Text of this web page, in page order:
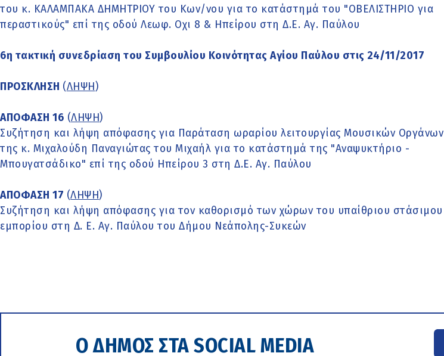
του κ. ΚΑΛΑΜΠΑΚΑ ΔΗΜΗΤΡΙΟΥ του Κων/νου για το κατάστημά του "ΟΒΕΛΙΣΤΗΡΙΟ για
περαστικούς" επί της οδού Λεωφ. Οχι 8 & Ηπείρου στη Δ.Ε. Αγ. Παύλου
6η τακτική συνεδρίαση του Συμβουλίου Κοινότητας Αγίου Παύλου στις 24/11/2017
ΠΡΟΣΚΛΗΣΗ (ΛΗΨΗ)
ΑΠΟΦΑΣΗ 16 (ΛΗΨΗ)
Συζήτηση και λήψη απόφασης για Παράταση ωραρίου λειτουργίας Μουσικών Οργάνων
της κ. Μιχαλούδη Παναγιώτας του Μιχαήλ για το κατάστημά της "Αναψυκτήριο -
Μπουγατσάδικο" επί της οδού Ηπείρου 3 στη Δ.Ε. Αγ. Παύλου
ΑΠΟΦΑΣΗ 17 (ΛΗΨΗ)
Συζήτηση και λήψη απόφασης για τον καθορισμό των χώρων του υπαίθριου στάσιμου
εμπορίου στη Δ. Ε. Αγ. Παύλου του Δήμου Νεάπολης-Συκεών
Ο ΔΗΜΟΣ ΣΤΑ SOCIAL MEDIA